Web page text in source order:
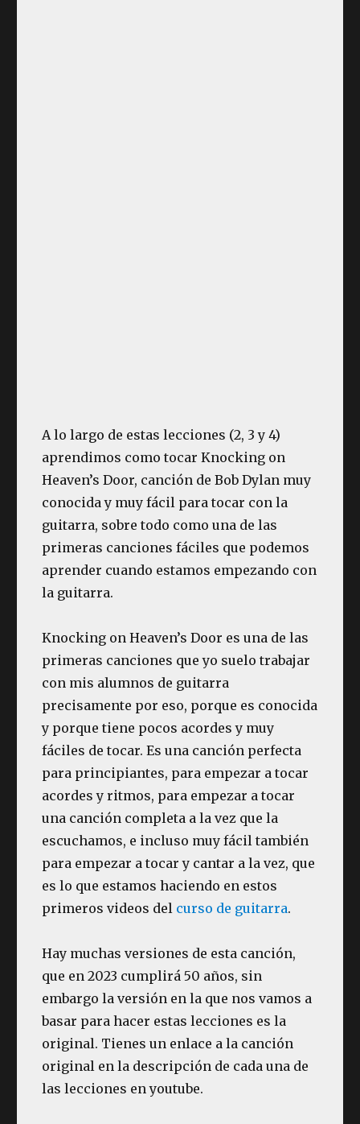
A lo largo de estas lecciones (2, 3 y 4)
aprendimos como tocar Knocking on
Heaven’s Door, canción de Bob Dylan muy
conocida y muy fácil para tocar con la
guitarra, sobre todo como una de las
primeras canciones fáciles que podemos
aprender cuando estamos empezando con
la guitarra.
Knocking on Heaven’s Door es una de las
primeras canciones que yo suelo trabajar
con mis alumnos de guitarra
precisamente por eso, porque es conocida
y porque tiene pocos acordes y muy
fáciles de tocar. Es una canción perfecta
para principiantes, para empezar a tocar
acordes y ritmos, para empezar a tocar
una canción completa a la vez que la
escuchamos, e incluso muy fácil también
para empezar a tocar y cantar a la vez, que
es lo que estamos haciendo en estos
primeros videos del curso de guitarra.
Hay muchas versiones de esta canción,
que en 2023 cumplirá 50 años, sin
embargo la versión en la que nos vamos a
basar para hacer estas lecciones es la
original. Tienes un enlace a la canción
original en la descripción de cada una de
las lecciones en youtube.